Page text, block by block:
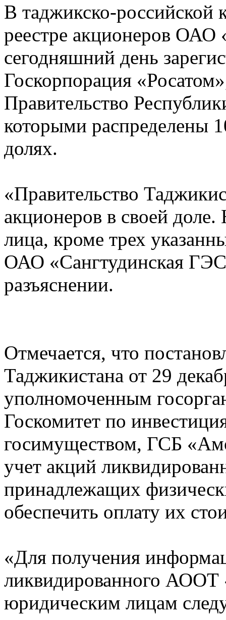
В таджикско-российской
реестре акционеров ОАО
сегодняшний день
Госкорпорация
Правительство
которыми распределены
долях.
«Правительство
акционеров в своей
лица, кроме трех
ОАО «Сангтудинская
разъяснении.
Отмечается, что
Таджикистана от 29
уполномоченным
Госкомитет по
госимуществом, ГСБ
учет акций
принадлежащих
обеспечить оплату их
«Для получения
ликвидированного АООТ
юридическим лицам